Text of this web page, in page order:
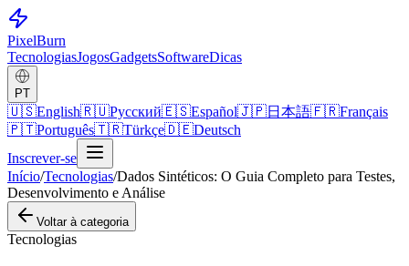
PixelBurn
TecnologiasJogosGadgetsSoftwareDicas
PT
🇺🇸English🇷🇺Русский🇪🇸Español🇯🇵日本語🇫🇷Français
🇵🇹Português🇹🇷Türkçe🇩🇪Deutsch
Inscrever-se
Início/Tecnologias/Dados Sintéticos: O Guia Completo para Testes,
Desenvolvimento e Análise
Voltar à categoria
Tecnologias